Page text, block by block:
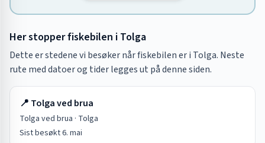
Her stopper fiskebilen i Tolga
Dette er stedene vi besøker når fiskebilen er i Tolga. Neste
rute med datoer og tider legges ut på denne siden.
📍 Tolga ved brua
Tolga ved brua · Tolga
Sist besøkt6. mai